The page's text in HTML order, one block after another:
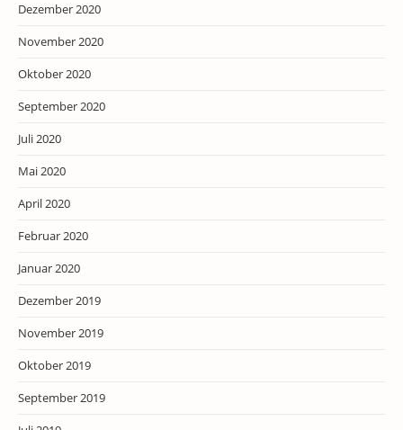
Dezember 2020
November 2020
Oktober 2020
September 2020
Juli 2020
Mai 2020
April 2020
Februar 2020
Januar 2020
Dezember 2019
November 2019
Oktober 2019
September 2019